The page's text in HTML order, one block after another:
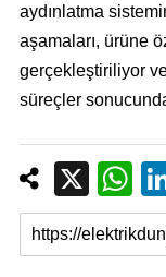
aydınlatma
aşamaları, ürüne
gerçekleştiriliyor
süreçler
X
W
h
at